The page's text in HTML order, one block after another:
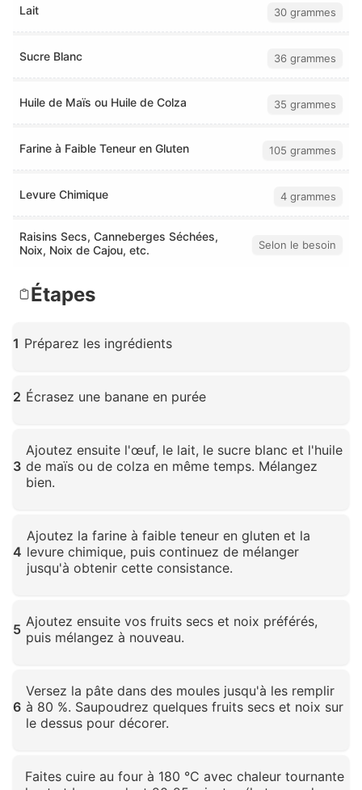
Lait 30 grammes
Sucre Blanc 36 grammes
Huile de Maïs ou Huile de Colza 35 grammes
Farine à Faible Teneur en Gluten 105 grammes
Levure Chimique 4 grammes
Raisins Secs, Canneberges Séchées,
Noix, Noix de Cajou, etc.
Selon le besoin
Étapes
1 Préparez les ingrédients
2 Écrasez une banane en purée
3
Ajoutez ensuite l'œuf, le lait, le sucre blanc et l'huile
de maïs ou de colza en même temps. Mélangez
bien.
4
Ajoutez la farine à faible teneur en gluten et la
levure chimique, puis continuez de mélanger
jusqu'à obtenir cette consistance.
5 Ajoutez ensuite vos fruits secs et noix préférés,
puis mélangez à nouveau.
6
Versez la pâte dans des moules jusqu'à les remplir
à 80 %. Saupoudrez quelques fruits secs et noix sur
le dessus pour décorer.
Faites cuire au four à 180 °C avec chaleur tournante